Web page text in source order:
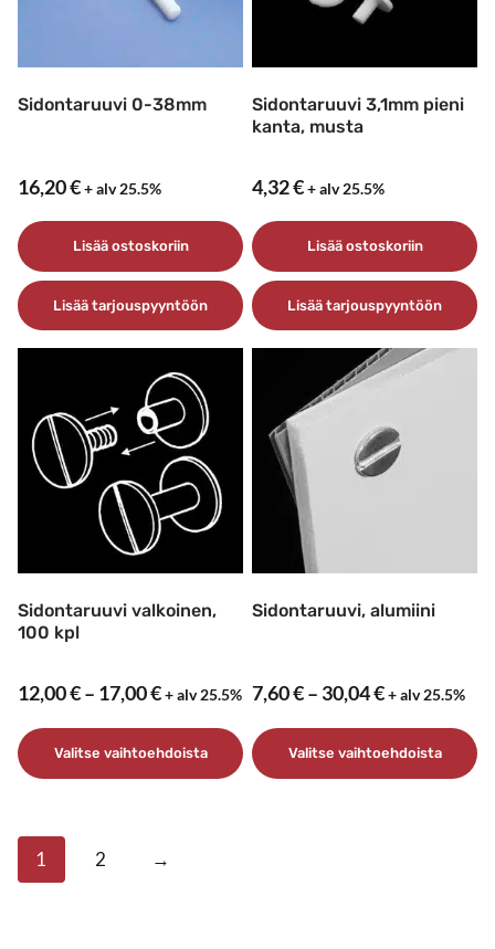
Sidontaruuvi 0-38mm
16,20€+ alv 25.5%
Lisää ostoskoriin
Lisää tarjouspyyntöön
Sidontaruuvi 3,1mm pieni
kanta, musta
4,32€+ alv 25.5%
Lisää ostoskoriin
Lisää tarjouspyyntöön
Sidontaruuvi valkoinen,
100 kpl
12,00€– 17,00€Hintaluokka:
-
17,00 €
+ alv 25.5%
Valitse vaihtoehdoista
useampi
Sidontaruuvi, alumiini
7,60€– 30,04€
-
30,04 €
+ alv 25.5%
Valitse vaihtoehdoista
1 2 →